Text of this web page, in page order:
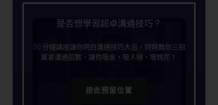
是否想學習超卓溝通技巧？
50 分鐘講座讓你明白溝通技巧大忌，同時教你三招
厲害溝通招數，讓你吸金，吸人緣，吸桃花！
按此預留位置